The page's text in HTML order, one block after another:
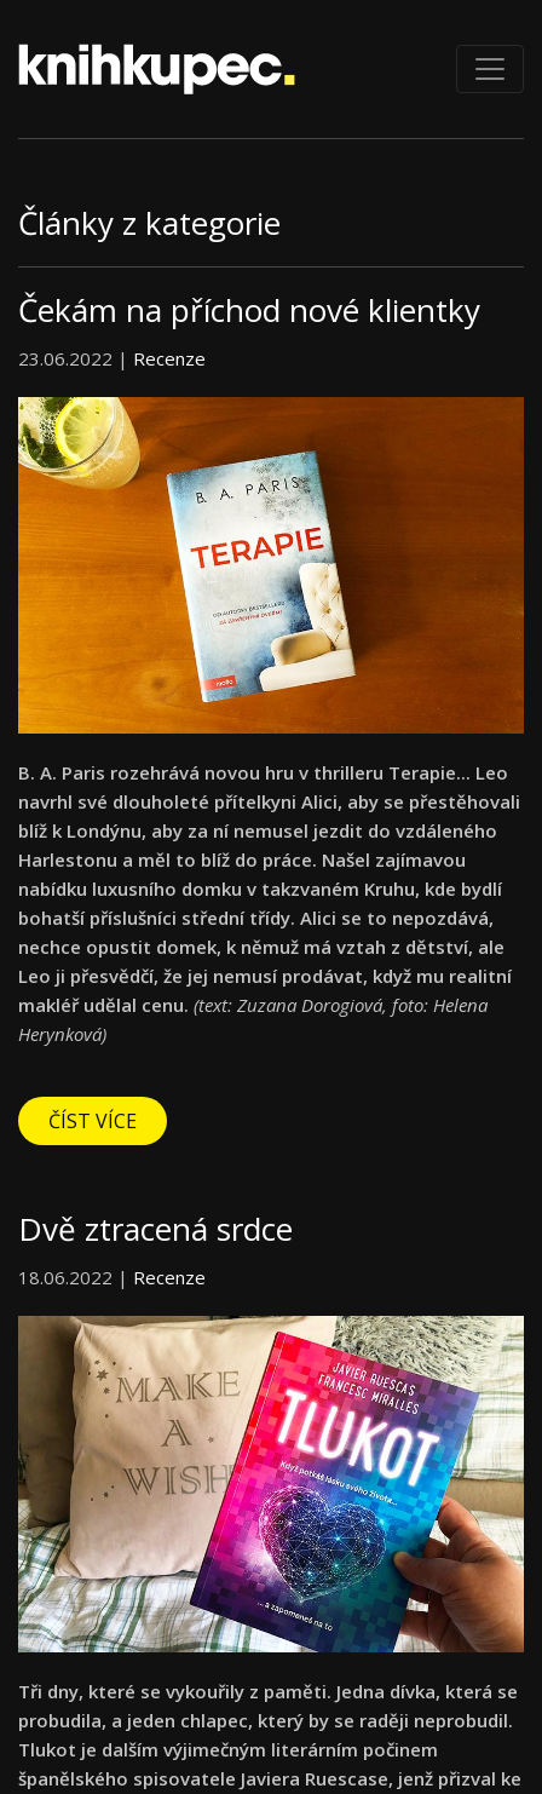
Články z kategorie
Čekám na příchod nové klientky
23.06.2022 | Recenze
B. A. Paris rozehrává novou hru v thrilleru Terapie... Leo
navrhl své dlouholeté přítelkyni Alici, aby se přestěhovali
blíž k Londýnu, aby za ní nemusel jezdit do vzdáleného
Harlestonu a měl to blíž do práce. Našel zajímavou
nabídku luxusního domku v takzvaném Kruhu, kde bydlí
bohatší příslušníci střední třídy. Alici se to nepozdává,
nechce opustit domek, k němuž má vztah z dětství, ale
Leo ji přesvědčí, že jej nemusí prodávat, když mu realitní
makléř udělal cenu. (text: Zuzana Dorogiová, foto: Helena
Herynková)
ČÍST VÍCE
Dvě ztracená srdce
18.06.2022 | Recenze
Tři dny, které se vykouřily z paměti. Jedna dívka, která se
probudila, a jeden chlapec, který by se raději neprobudil.
Tlukot je dalším výjimečným literárním počinem
španělského spisovatele Javiera Ruescase, jenž přizval ke